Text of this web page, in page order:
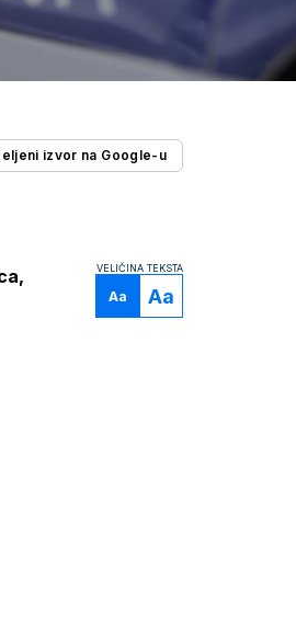
izvor na Google-u
VELIČINA TEKSTA
Aa Aa